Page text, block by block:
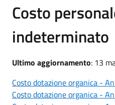
Costo
indeterminato
Ultimo aggiornamento: 13
Costo dotazione organica -
Costo dotazione organica -